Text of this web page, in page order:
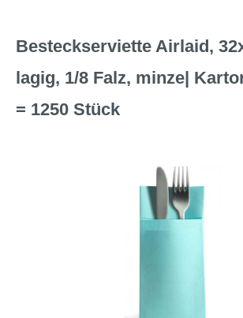
Besteckserviette Airlaid,
lagig, 1/8 Falz, minze|
= 1250 Stück
Bildergalerie überspringen